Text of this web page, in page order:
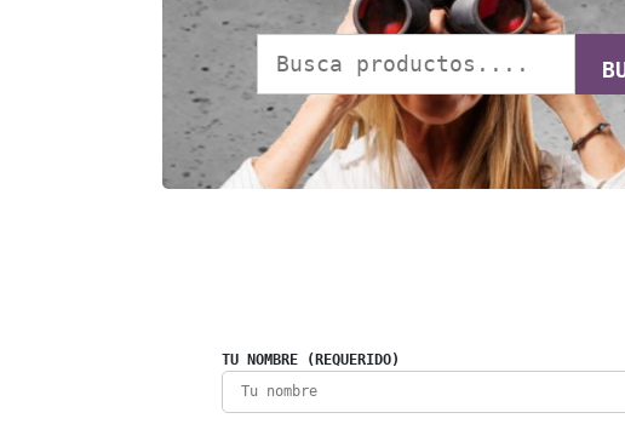
TU NOMBRE (REQUERIDO)